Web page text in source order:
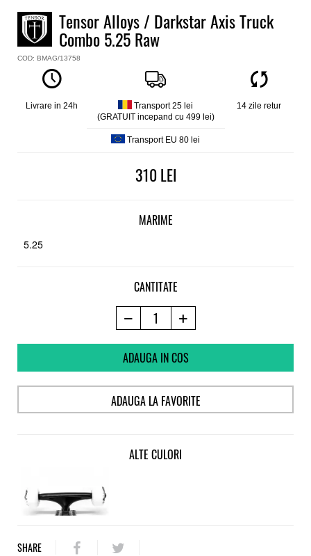
Set 2 axe skate Tensor cu roti Darkstar
Model
Alloys / Axis
Material
aluminiu
Marime
5.25
Tensor Alloys / Darkstar Axis Truck
Combo 5.25 Raw
COD: BMAG/13758
Livrare in 24h
Transport 25 lei
(GRATUIT incepand cu 499 lei)
Transport EU 80 lei
14 zile retur
310
MARIME
5.25
CANTITATE
ADAUGA IN COS
ADAUGA LA FAVORITE
ALTE CULORI
SHARE